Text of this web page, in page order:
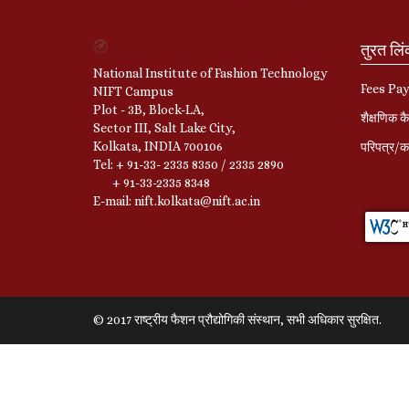
National Institute of Fashion Technology
NIFT Campus
Plot - 3B, Block-LA,
Sector III, Salt Lake City,
Kolkata, INDIA 700106
Tel: + 91-33- 2335 8350 / 2335 2890
+ 91-33-2335 8348
E-mail: nift.kolkata@nift.ac.in
तुरत
Fees
शैक्षणिक
परिपत्र/
© 2017 राष्ट्रीय फैशन प्रौद्योगिकी संस्थान, सभी अधिकार सुरक्षित.